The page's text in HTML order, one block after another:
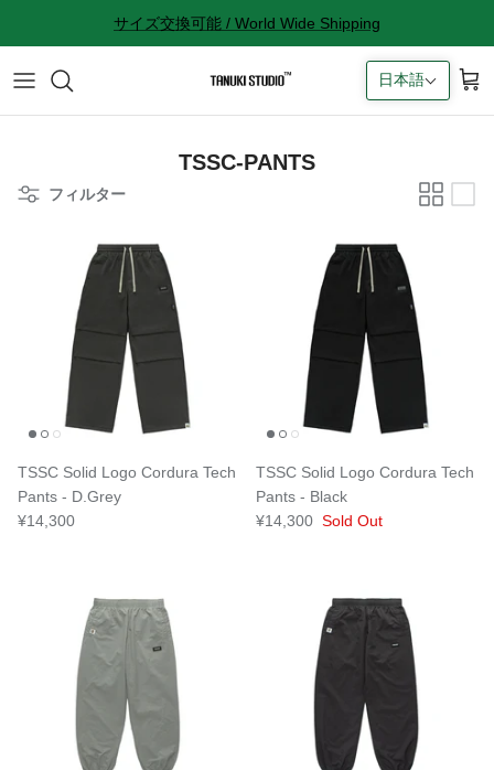
ン
サイズ交換可能 / World Wide Shipping
All accessories
Cap
サイズ感に関して
返品に関して
購入完了メールが来ない
ギフトラッピングに関して
Contact
TSSC-PANTS
フィルター
TSSC Solid Logo Cordura Tech
Pants - D.Grey
¥14,300
TSSC Solid Logo Cordura Tech
Pants - Black
¥14,300 Sold Out
日本語